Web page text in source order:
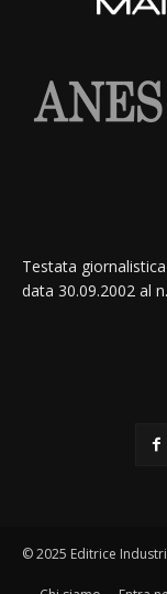
Testata
data 30.09.2002 al
© 2025 Editrice